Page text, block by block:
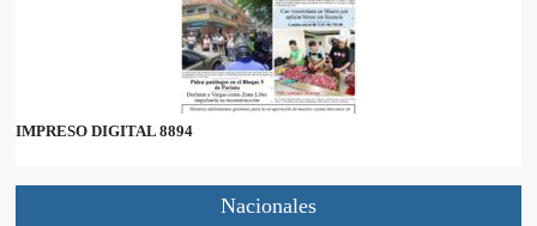
IMPRESO DIGITAL 8894
Nacionales